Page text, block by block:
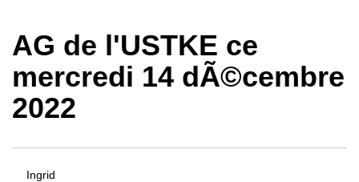
AG de l'USTKE ce
mercredi 14 dÃ©cembre
2022
Ingrid